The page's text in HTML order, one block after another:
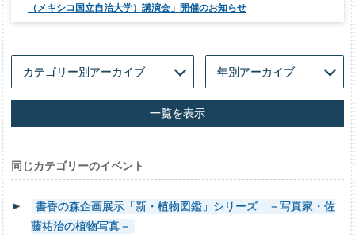
（メキシコ国立自治大学）講演会」開催のお知らせ
一覧を表示
同じカテゴリーのイベント
書香の森企画展示「新・植物図鑑」シリーズ －写真家・佐
藤祐治の植物写真－